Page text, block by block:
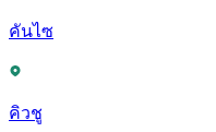
คันไซ
คิวชู